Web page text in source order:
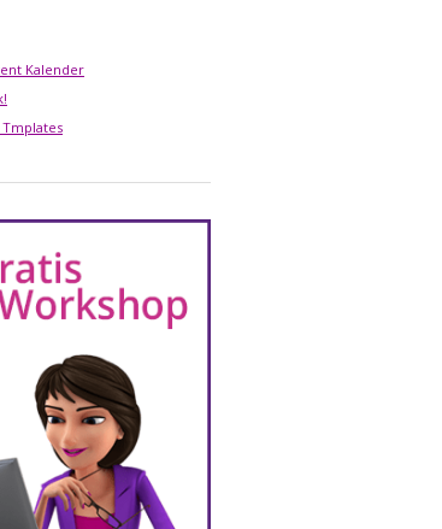
Kalender
Tmplates